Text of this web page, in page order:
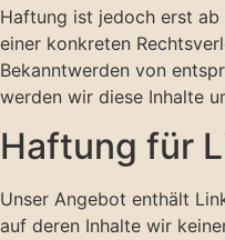
Haftung ist jedoch erst
einer konkreten
Bekanntwerden von
werden wir diese Inhalte
Haftung für
Unser Angebot enthält
auf deren Inhalte wir